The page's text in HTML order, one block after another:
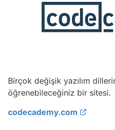
Birçok değişik yazılım
öğrenebileceğiniz bir sitesi.
codecademy.com